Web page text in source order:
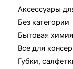
Аксессуары
Без категории
Бытовая химия
Все для
Губки,